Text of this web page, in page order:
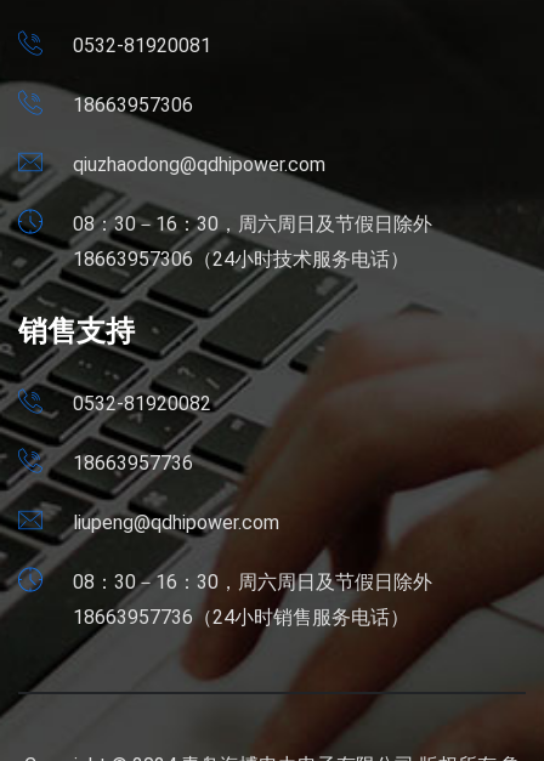
0532-81920081
18663957306
qiuzhaodong@qdhipower.com
08：30－16：30，周六周日及节假日除外
18663957306（24小时技术服务电话）
销售支持
0532-81920082
18663957736
liupeng@qdhipower.com
08：30－16：30，周六周日及节假日除外
18663957736（24小时销售服务电话）